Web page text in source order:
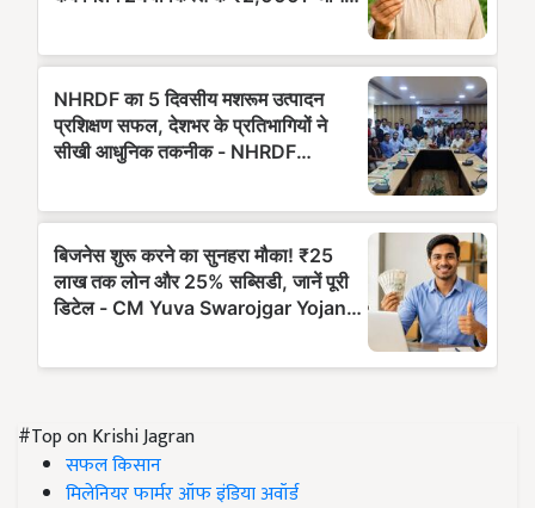
#Top on Krishi Jagran
सफल किसान
मिलेनियर फार्मर ऑफ इंडिया अवॉर्ड